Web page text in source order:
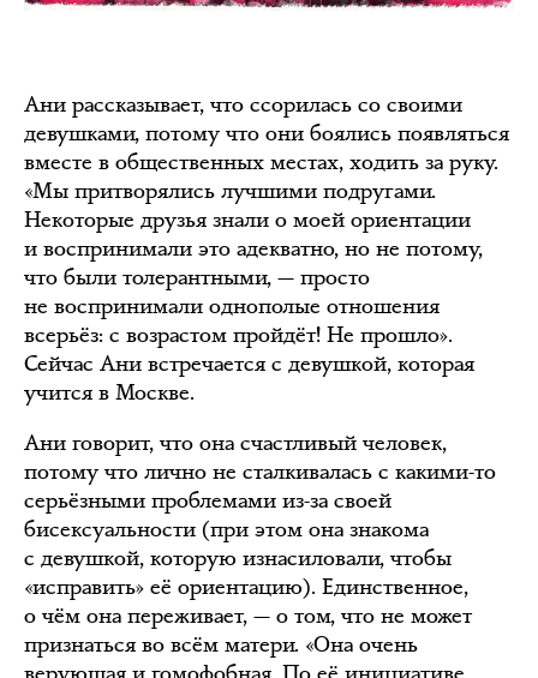
Ани рассказывает, что ссорилась со своими
девушками, потому что они боялись появляться
вместе в общественных местах, ходить за руку.
«Мы притворялись лучшими подругами.
Некоторые друзья знали о моей ориентации
и воспринимали это адекватно, но не потому,
что были толерантными, — просто
не воспринимали однополые отношения
всерьёз: с возрастом пройдёт! Не прошло».
Сейчас Ани встречается с девушкой, которая
учится в Москве.
Ани говорит, что она счастливый человек,
потому что лично не сталкивалась с какими-то
серьёзными проблемами из-за своей
бисексуальности (при этом она знакома
с девушкой, которую изнасиловали, чтобы
«исправить» её ориентацию). Единственное,
о чём она переживает, — о том, что не может
признаться во всём матери. «Она очень